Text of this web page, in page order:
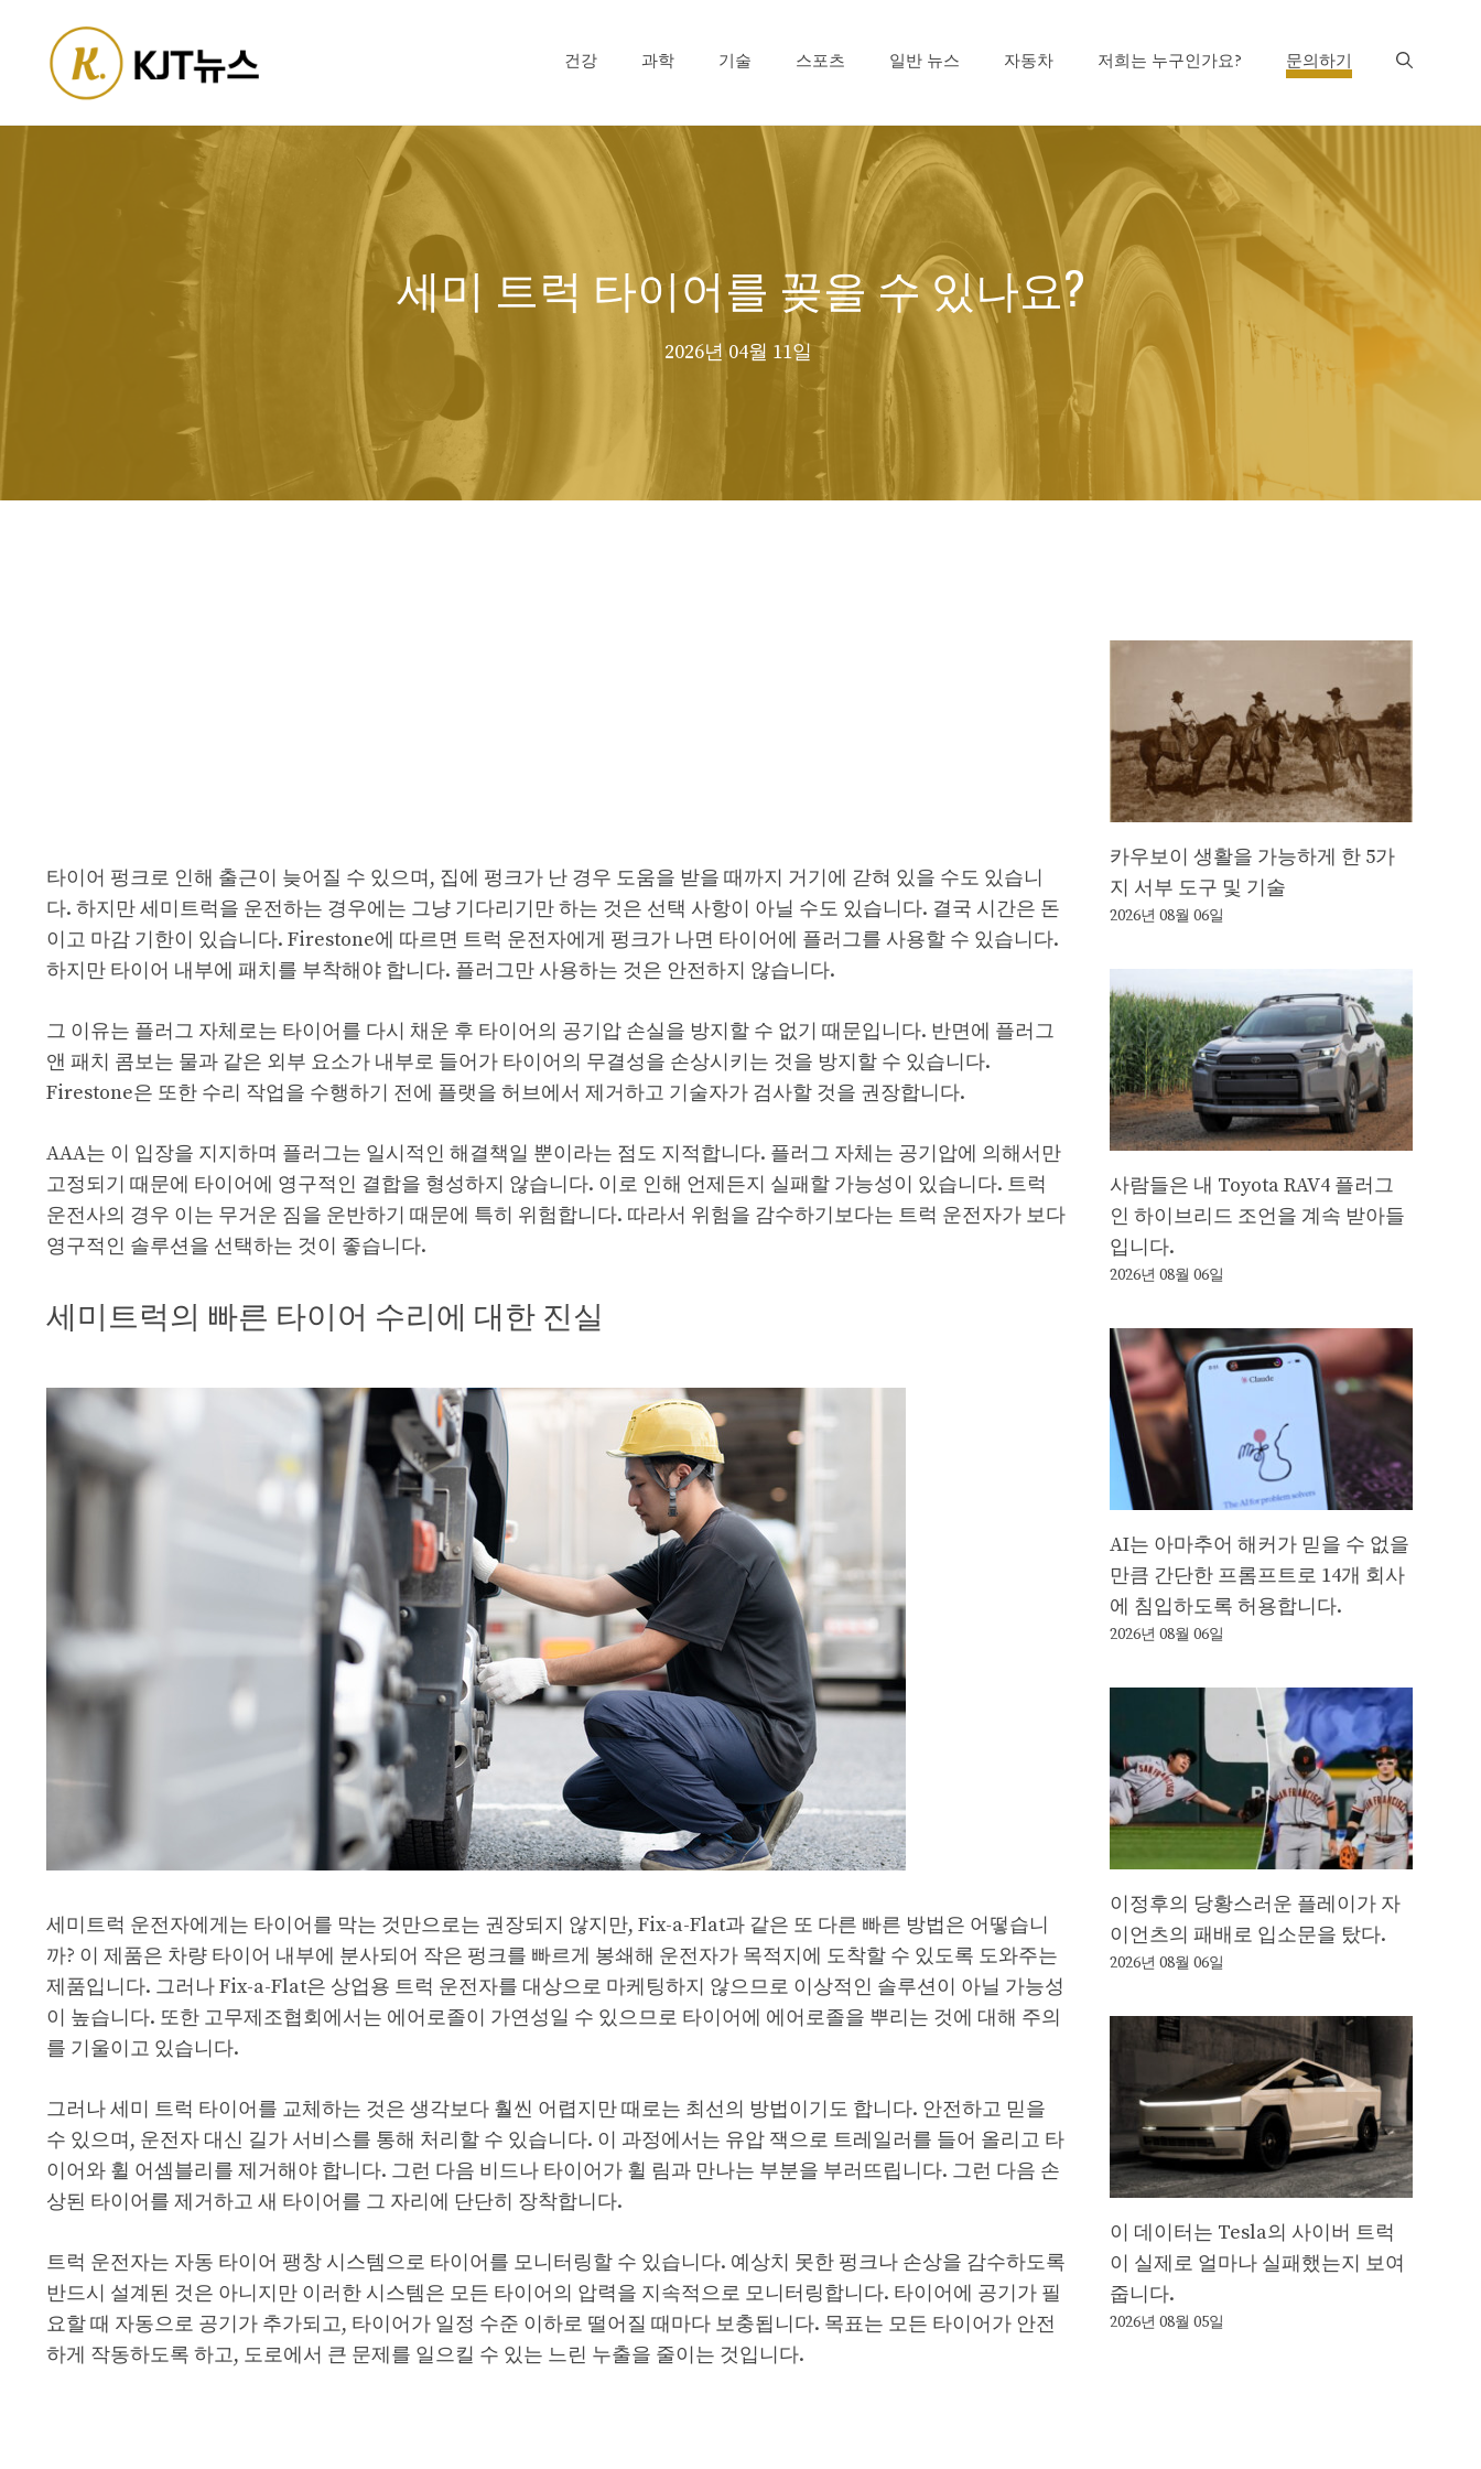
content
건강 과학 기술 스포츠 일반 뉴스 자동차 저희는 누구인가요? 문의하기
세미 트럭 타이어를 꽂을 수 있나요?
2026년 04월 11일
타이어 펑크로 인해 출근이 늦어질 수 있으며, 집에 펑크가 난 경우 도움을 받을 때까지 거기에 갇혀 있을 수도 있습니
다. 하지만 세미트럭을 운전하는 경우에는 그냥 기다리기만 하는 것은 선택 사항이 아닐 수도 있습니다. 결국 시간은 돈
이고 마감 기한이 있습니다. Firestone에 따르면 트럭 운전자에게 펑크가 나면 타이어에 플러그를 사용할 수 있습니다.
하지만 타이어 내부에 패치를 부착해야 합니다. 플러그만 사용하는 것은 안전하지 않습니다.
그 이유는 플러그 자체로는 타이어를 다시 채운 후 타이어의 공기압 손실을 방지할 수 없기 때문입니다. 반면에 플러그
앤 패치 콤보는 물과 같은 외부 요소가 내부로 들어가 타이어의 무결성을 손상시키는 것을 방지할 수 있습니다.
Firestone은 또한 수리 작업을 수행하기 전에 플랫을 허브에서 제거하고 기술자가 검사할 것을 권장합니다.
AAA는 이 입장을 지지하며 플러그는 일시적인 해결책일 뿐이라는 점도 지적합니다. 플러그 자체는 공기압에 의해서만
고정되기 때문에 타이어에 영구적인 결합을 형성하지 않습니다. 이로 인해 언제든지 실패할 가능성이 있습니다. 트럭
운전사의 경우 이는 무거운 짐을 운반하기 때문에 특히 위험합니다. 따라서 위험을 감수하기보다는 트럭 운전자가 보다
영구적인 솔루션을 선택하는 것이 좋습니다.
세미트럭의 빠른 타이어 수리에 대한 진실
세미트럭 운전자에게는 타이어를 막는 것만으로는 권장되지 않지만, Fix-a-Flat과 같은 또 다른 빠른 방법은 어떻습니
까? 이 제품은 차량 타이어 내부에 분사되어 작은 펑크를 빠르게 봉쇄해 운전자가 목적지에 도착할 수 있도록 도와주는
제품입니다. 그러나 Fix-a-Flat은 상업용 트럭 운전자를 대상으로 마케팅하지 않으므로 이상적인 솔루션이 아닐 가능성
이 높습니다. 또한 고무제조협회에서는 에어로졸이 가연성일 수 있으므로 타이어에 에어로졸을 뿌리는 것에 대해 주의
를 기울이고 있습니다.
그러나 세미 트럭 타이어를 교체하는 것은 생각보다 훨씬 어렵지만 때로는 최선의 방법이기도 합니다. 안전하고 믿을
수 있으며, 운전자 대신 길가 서비스를 통해 처리할 수 있습니다. 이 과정에서는 유압 잭으로 트레일러를 들어 올리고 타
이어와 휠 어셈블리를 제거해야 합니다. 그런 다음 비드나 타이어가 휠 림과 만나는 부분을 부러뜨립니다. 그런 다음 손
상된 타이어를 제거하고 새 타이어를 그 자리에 단단히 장착합니다.
트럭 운전자는 자동 타이어 팽창 시스템으로 타이어를 모니터링할 수 있습니다. 예상치 못한 펑크나 손상을 감수하도록
반드시 설계된 것은 아니지만 이러한 시스템은 모든 타이어의 압력을 지속적으로 모니터링합니다. 타이어에 공기가 필
요할 때 자동으로 공기가 추가되고, 타이어가 일정 수준 이하로 떨어질 때마다 보충됩니다. 목표는 모든 타이어가 안전
하게 작동하도록 하고, 도로에서 큰 문제를 일으킬 수 있는 느린 누출을 줄이는 것입니다.
카우보이 생활을 가능하게 한 5가
지 서부 도구 및 기술
2026년 08월 06일
사람들은 내 Toyota RAV4 플러그
인 하이브리드 조언을 계속 받아들
입니다.
2026년 08월 06일
AI는 아마추어 해커가 믿을 수 없을
만큼 간단한 프롬프트로 14개 회사
에 침입하도록 허용합니다.
2026년 08월 06일
이정후의 당황스러운 플레이가 자
이언츠의 패배로 입소문을 탔다.
2026년 08월 06일
이 데이터는 Tesla의 사이버 트럭
이 실제로 얼마나 실패했는지 보여
줍니다.
2026년 08월 05일